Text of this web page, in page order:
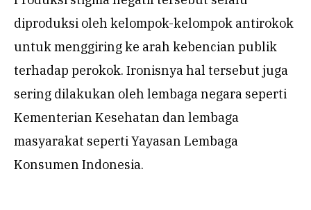
diproduksi oleh kelompok-kelompok antirokok
untuk menggiring ke arah kebencian publik
terhadap perokok. Ironisnya hal tersebut juga
sering dilakukan oleh lembaga negara seperti
Kementerian Kesehatan dan lembaga
masyarakat seperti Yayasan Lembaga
Konsumen Indonesia.